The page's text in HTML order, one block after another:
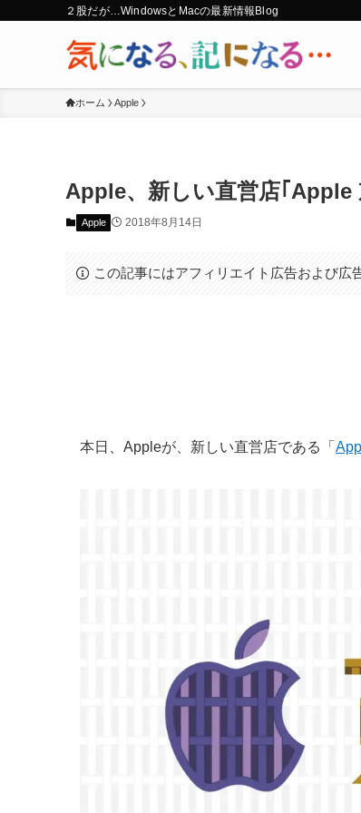
２股だが…WindowsとMacの最新情報Blog
ホーム Apple
Apple、新しい直営店｢Apple
Apple 2018年8月14日
この記事にはアフィリエイト広告および広
本日、Appleが、新しい直営店である「